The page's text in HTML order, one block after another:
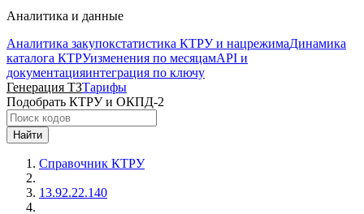
Аналитика и данные
Аналитика закупокстатистика КТРУ и нацрежимаДинамика
каталога КТРУизменения по месяцамAPI и
документацияинтеграция по ключу
Генерация ТЗТарифы
Подобрать КТРУ и ОКПД-2
Найти
Справочник КТРУ
13.92.22.140